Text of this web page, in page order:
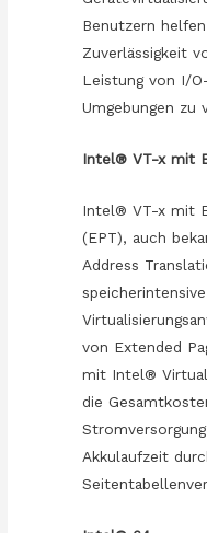
Benutzern
Zuverlässigkeit
Leistung von I/
Umgebungen zu
Intel® VT-x mit
Intel® VT-x mit
(EPT), auch
Address
speicherintensive
von Extended
mit Intel®
die
Akkulaufzeit